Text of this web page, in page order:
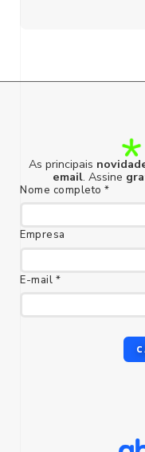
foco humano
As principais
email. Assine
Nome completo *
Empresa
E-mail *